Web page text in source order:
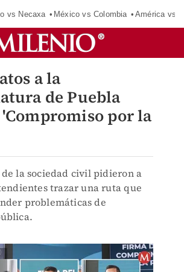
vs Necaxa México vs Colombia América vs
a la
de Puebla
por la
la sociedad civil pidieron a
trazar una ruta que
problemáticas de